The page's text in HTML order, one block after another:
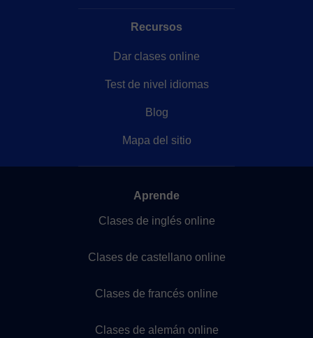
Recursos
Dar clases online
Test de nivel idiomas
Blog
Mapa del sitio
Aprende
Clases de inglés online
Clases de castellano online
Clases de francés online
Clases de alemán online